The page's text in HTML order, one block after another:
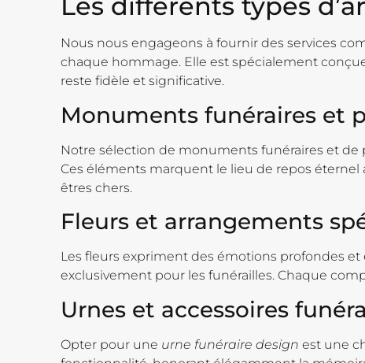
Les différents types
Nous nous engageons à fournir des services
chaque hommage. Elle est spécialement
reste fidèle et significative.
Monuments funéraires et
Notre sélection de monuments funéraires et de
Ces éléments marquent le lieu de repos
êtres chers.
Fleurs et arrangements
Les fleurs expriment des émotions profondes
exclusivement pour les funérailles. Chaque
Urnes et accessoires
Opter pour une urne funéraire design est une